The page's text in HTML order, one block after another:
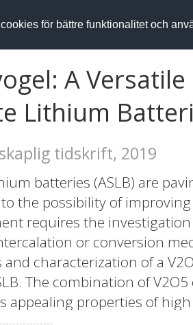
för bättre funktionalitet och
A
Lithium
tidskrift, 2019
batteries (ASLB) are
the possibility of
requires the
or conversion
characterization of a
The combination of
appealing properties of